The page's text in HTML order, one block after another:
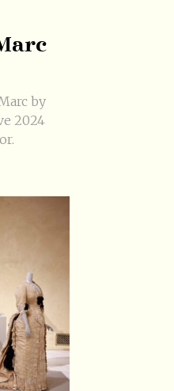
by
2024